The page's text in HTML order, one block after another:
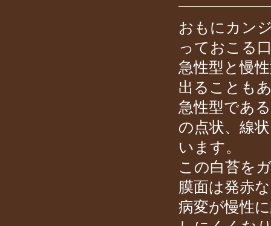
おもにカン
っておこる
急性型と慢
出ることも
急性型であ
の点状、線
います。
この白苔を
膜面は発赤
病変が慢性